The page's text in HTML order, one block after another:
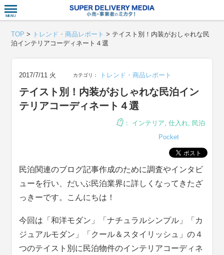
TOP > トレンド・商品レポート > テイスト別！内装がおしゃれな民
泊インテリアコーディネート４選
2017/7/11 火 カテゴリ： トレンド・商品レポート
テイスト別！内装がおしゃれな民泊イン
テリアコーディネート４選
： インテリア, 仕入れ, 民泊
Pocket
民泊関連のブログ記事作成のために調査やインタビ
ューを行い、だいぶ民泊業界に詳しくなってきたざ
っきーです。こんにちは！
今回は「和洋モダン」「ナチュラルシンプル」「カ
ジュアルモダン」「クール＆スタイリッシュ」の４
つのテイスト別に民泊物件のインテリアコーディネ